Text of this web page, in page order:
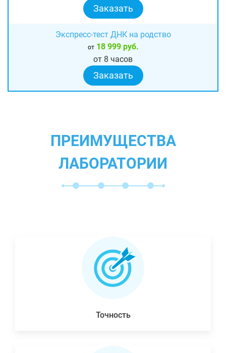
Заказать
Экспресс-тест ДНК на родство
от18 999 руб.
от 8 часов
Заказать
ПРЕИМУЩЕСТВА
ЛАБОРАТОРИИ
Точность